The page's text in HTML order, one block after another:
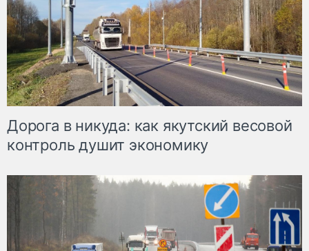
Дорога в никуда: как якутский весовой
контроль душит экономику